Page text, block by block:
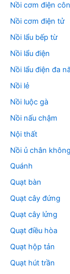
Nồi cơm điện
Nồi cơm điện tử
Nồi lẩu bếp từ
Nồi lẩu điện
Nồi lẩu điện đa
Nồi lẻ
Nồi luộc gà
Nồi nấu chậm
Nội thất
Nồi ủ chân không
Quánh
Quạt bàn
Quạt cây đứng
Quạt cây lửng
Quạt điều hòa
Quạt hộp tản
Quạt hút trần